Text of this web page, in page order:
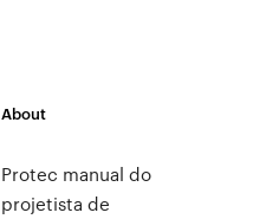
About
Protec manual do
projetista de